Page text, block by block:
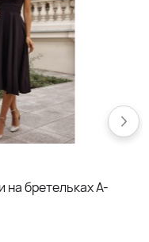
на бретельках А-